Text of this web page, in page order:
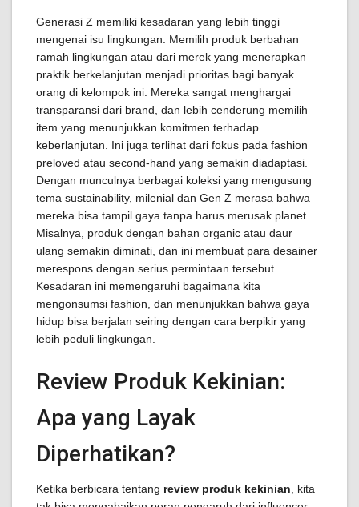
Generasi Z memiliki kesadaran yang lebih tinggi
mengenai isu lingkungan. Memilih produk berbahan
ramah lingkungan atau dari merek yang menerapkan
praktik berkelanjutan menjadi prioritas bagi banyak
orang di kelompok ini. Mereka sangat menghargai
transparansi dari brand, dan lebih cenderung memilih
item yang menunjukkan komitmen terhadap
keberlanjutan. Ini juga terlihat dari fokus pada fashion
preloved atau second-hand yang semakin diadaptasi.
Dengan munculnya berbagai koleksi yang mengusung
tema sustainability, milenial dan Gen Z merasa bahwa
mereka bisa tampil gaya tanpa harus merusak planet.
Misalnya, produk dengan bahan organic atau daur
ulang semakin diminati, dan ini membuat para desainer
merespons dengan serius permintaan tersebut.
Kesadaran ini memengaruhi bagaimana kita
mengonsumsi fashion, dan menunjukkan bahwa gaya
hidup bisa berjalan seiring dengan cara berpikir yang
lebih peduli lingkungan.
Review Produk Kekinian:
Apa yang Layak
Diperhatikan?
Ketika berbicara tentang review produk kekinian , kita